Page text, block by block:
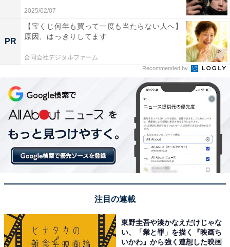
2025/02/07
PR
【宝くじ何年も買って一度も当たらない人へ】
原因、はっきりしてます
合同会社デジタルファーム
Recommended by
注目の連載
東野圭吾や湊かなえだけじゃな
い、「業と罪」を描く『映画ち
いかわ』から強く連想した映画